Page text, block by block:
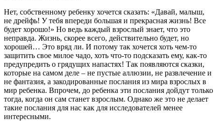
Нет, собственному ребенку хочется сказать: «Давай, малыш,
не дрейфь! У тебя впереди большая и прекрасная жизнь! Все
будет хорошо!» Но ведь каждый взрослый знает, что это
неправда. Жизнь, скорее всего, действительно будет, но
хорошей… Это вряд ли. И потому так хочется хоть чем-то
защитить свое милое чадо, хоть что-то подсказать ему, как-то
предупредить о грядущих напастях! Так появляются сказки,
которые на самом деле – не пустые аллюзии, не развлечение и
не фантазия, а закодированные послания из мира взрослых в
мир ребенка. Впрочем, до ребенка эти послания дойдут только
тогда, когда он сам станет взрослым. Однако же это не делает
такие послания для нас как для исследователей менее
интересными.